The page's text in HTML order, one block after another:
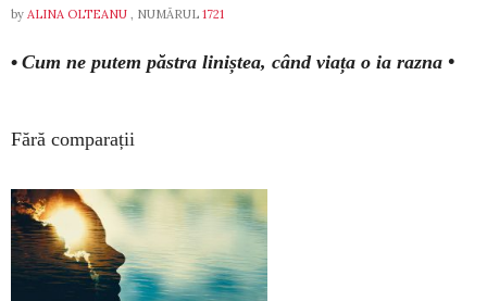
by ALINA OLTEANU , NUMĂRUL 1721
• Cum ne putem păstra liniștea, când viața o ia razna •
Fără comparații